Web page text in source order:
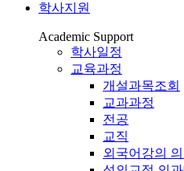
학사지원
Academic Support
학사일정
교육과정
개설과목조회
교과과정
전공
교직
외국어강의